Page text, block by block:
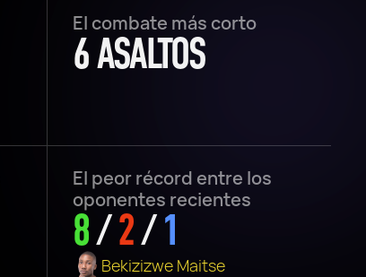
El combate más corto
6 ASALTOS
El peor récord entre los
oponentes recientes
8/2/1
Bekizizwe Maitse